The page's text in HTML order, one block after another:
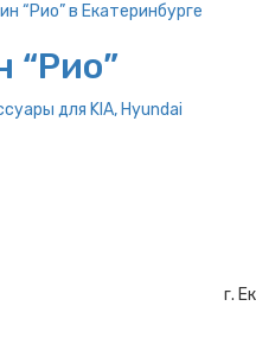
“Рио”
для KIA, Hyundai
г.